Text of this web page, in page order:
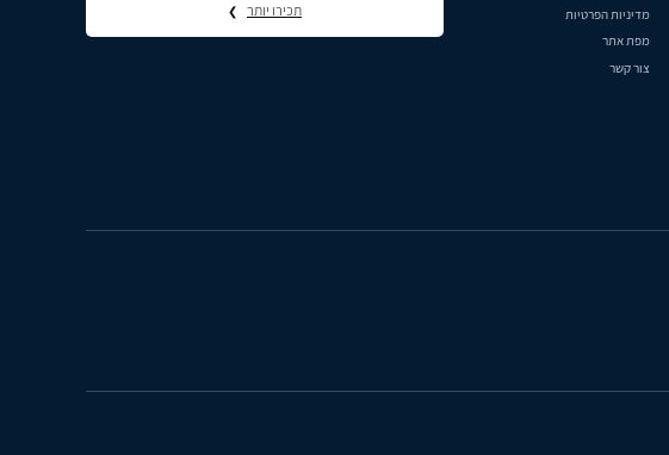
מדיניות הפרטיות
מפת אתר
צור קשר
תכירו יותר